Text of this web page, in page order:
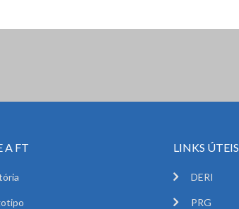
A FT LINKS ÚTEIS
DERI
PRG